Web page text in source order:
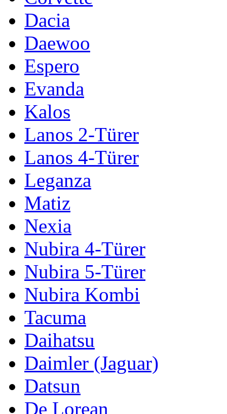
Dacia
Daewoo
Espero
Evanda
Kalos
Lanos 2-Türer
Lanos 4-Türer
Leganza
Matiz
Nexia
Nubira 4-Türer
Nubira 5-Türer
Nubira Kombi
Tacuma
Daihatsu
Daimler (Jaguar)
Datsun
De Lorean